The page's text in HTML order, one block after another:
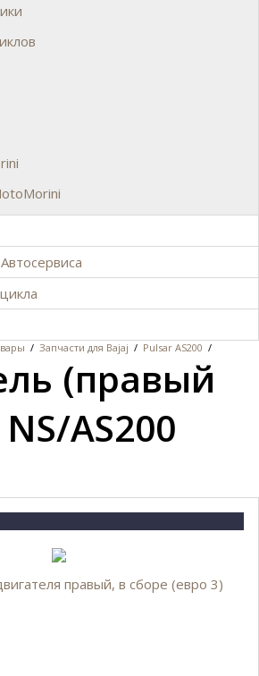
/ Запчасти для Bajaj / Pulsar AS200 /
(правый
AS200
правый, в сборе (евро 3)